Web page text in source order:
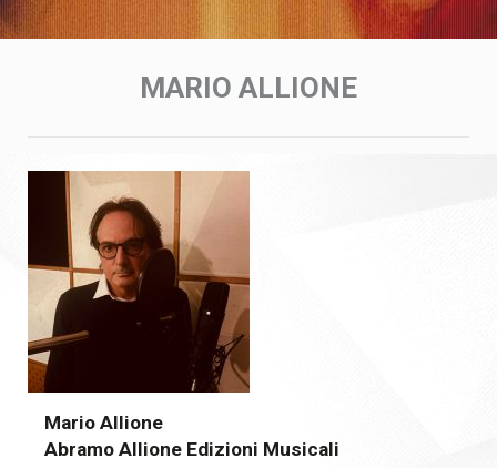
MARIO ALLIONE
Mario Allione
Abramo Allione Edizioni Musicali